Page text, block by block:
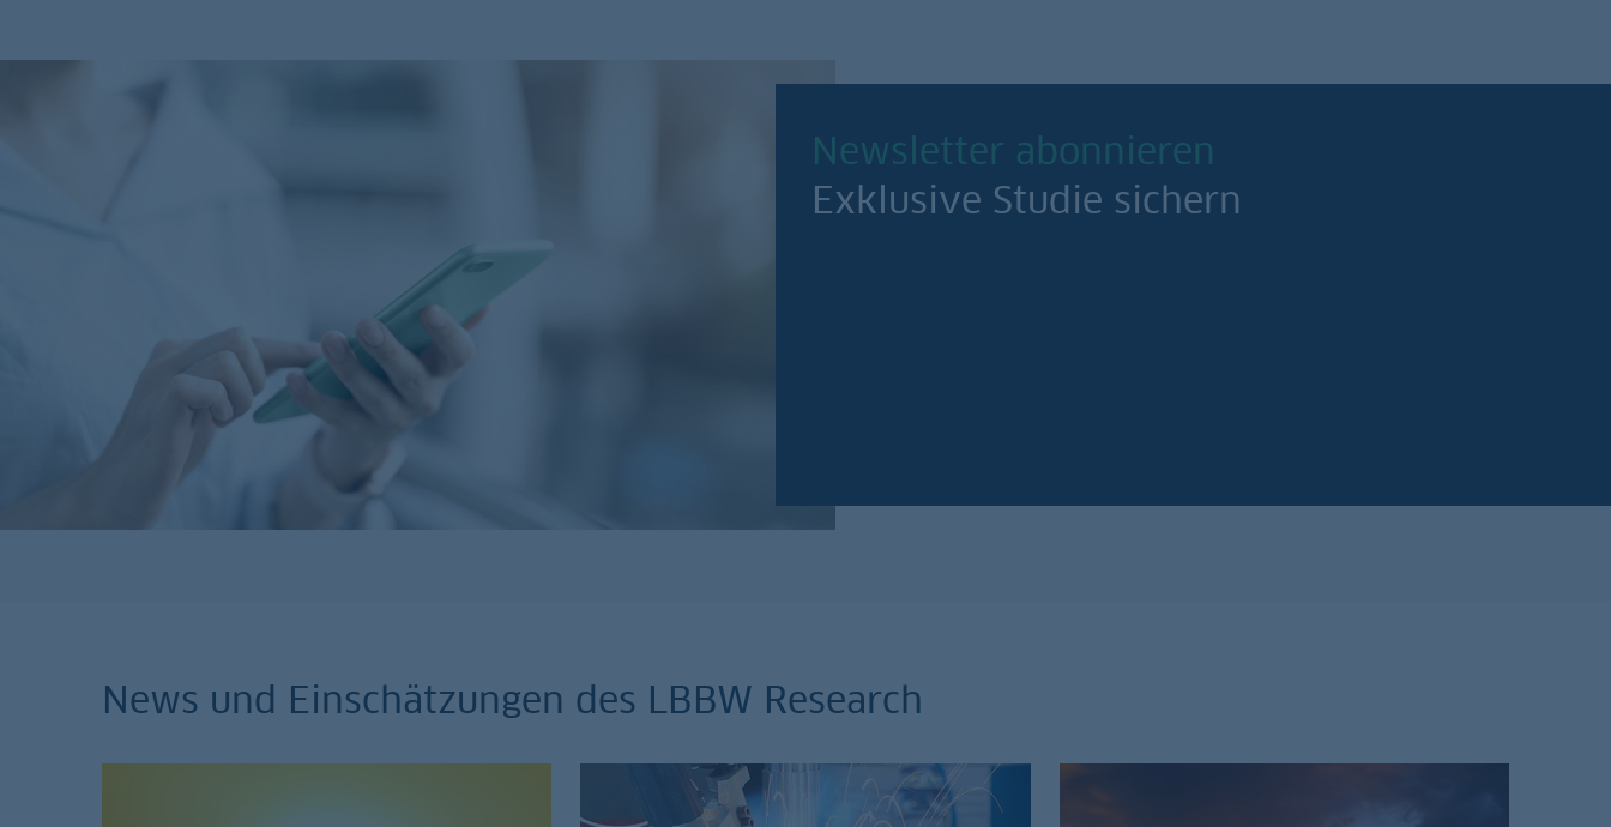
Newsletter abonnieren
Exklusive Studie sichern
News und Einschätzungen des LBBW Research